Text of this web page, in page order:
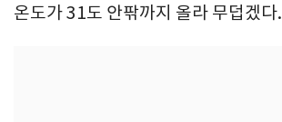
온도가 31도 안팎까지 올라 무덥겠다.